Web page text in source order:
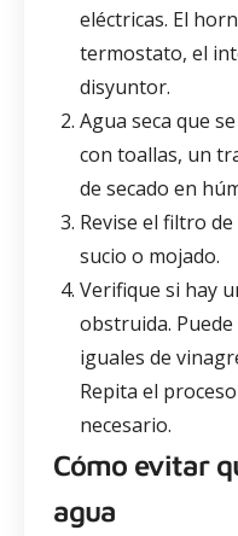
eléctricas. El
termostato, el
disyuntor.
Agua seca que
con toallas, un
de secado en
Revise el filtro
sucio o mojado.
Verifique si hay
obstruida.
iguales de
Repita el
necesario.
Cómo evitar
agua